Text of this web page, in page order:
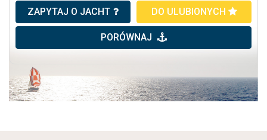
ZAPYTAJ O JACHT DO ULUBIONYCH
PORÓWNAJ